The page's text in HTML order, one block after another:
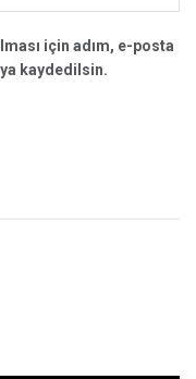
için adım, e-posta
kaydedilsin.